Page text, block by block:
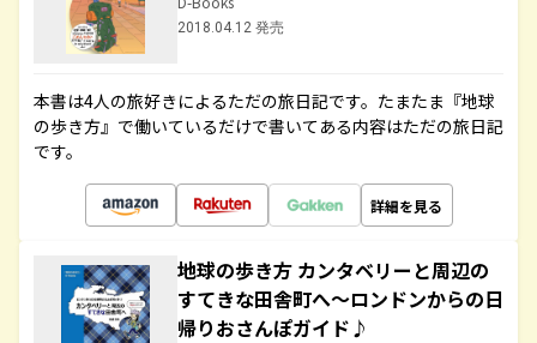
2018.04.12 発売
本書は4人の旅好きによるただの旅日記です。たまたま『地球
の歩き方』で働いているだけで書いてある内容はただの旅日記
です。
詳細を見る
地球の歩き方 カンタベリーと周辺の
すてきな田舎町へ～ロンドンからの日
帰りおさんぽガイド♪